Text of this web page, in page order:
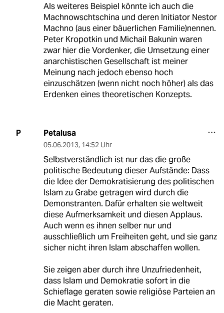
Als weiteres Beispiel könnte ich auch die
Machnowschtschina und deren Initiator Nestor
Machno (aus einer bäuerlichen Familie)nennen.
Peter Kropotkin und Michail Bakunin waren
zwar hier die Vordenker, die Umsetzung einer
anarchistischen Gesellschaft ist meiner
Meinung nach jedoch ebenso hoch
einzuschätzen (wenn nicht noch höher) als das
Erdenken eines theoretischen Konzepts.
P Petalusa
05.06.2013, 14:52 Uhr
Selbstverständlich ist nur das die große
politische Bedeutung dieser Aufstände: Dass
die Idee der Demokratisierung des politischen
Islam zu Grabe getragen wird durch die
Demonstranten. Dafür erhalten sie weltweit
diese Aufmerksamkeit und diesen Applaus.
Auch wenn es ihnen selber nur und
ausschließlich um Freiheiten geht, und sie ganz
sicher nicht ihren Islam abschaffen wollen.
Sie zeigen aber durch ihre Unzufriedenheit,
dass Islam und Demokratie sofort in die
Schieflage geraten sowie religiöse Parteien an
die Macht geraten.